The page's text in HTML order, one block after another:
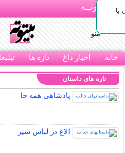
بـیتوتــه
منو
خانه اخبار داغ تازه ها
با
تازه های داستان
پادشاهی همه جا
الاغ در لباس شیر